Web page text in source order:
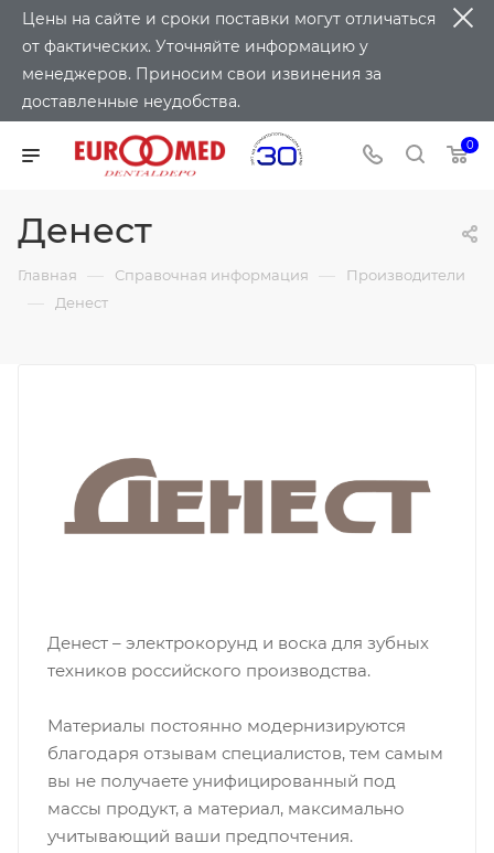
Цены на сайте и сроки поставки могут отличаться
от фактических. Уточняйте информацию у
менеджеров. Приносим свои извинения за
доставленные неудобства.
0
Денест
Главная — Справочная информация — Производители
— Денест
Денест – электрокорунд и воска для зубных
техников российского производства.
Материалы постоянно модернизируются
благодаря отзывам специалистов, тем самым
вы не получаете унифицированный под
массы продукт, а материал, максимально
учитывающий ваши предпочтения.